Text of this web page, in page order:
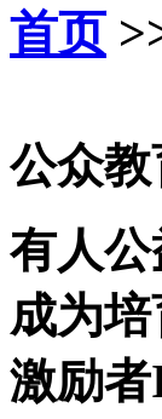
首页
公众教
有人
成为
激励